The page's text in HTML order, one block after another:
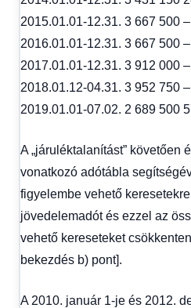
2015.01.01-12.31. 3 667 500
2016.01.01-12.31. 3 667 500
2017.01.01-12.31. 3 912 000
2018.01.12-04.31. 3 952 750
2019.01.01-07.02. 2 689 500
A „járuléktalanítást” követően
vonatkozó adótábla
figyelembe vehető
jövedelemadót és ezzel az
vehető kereseteket
bekezdés b) pont].
A 2010. január 1-je és 2012.